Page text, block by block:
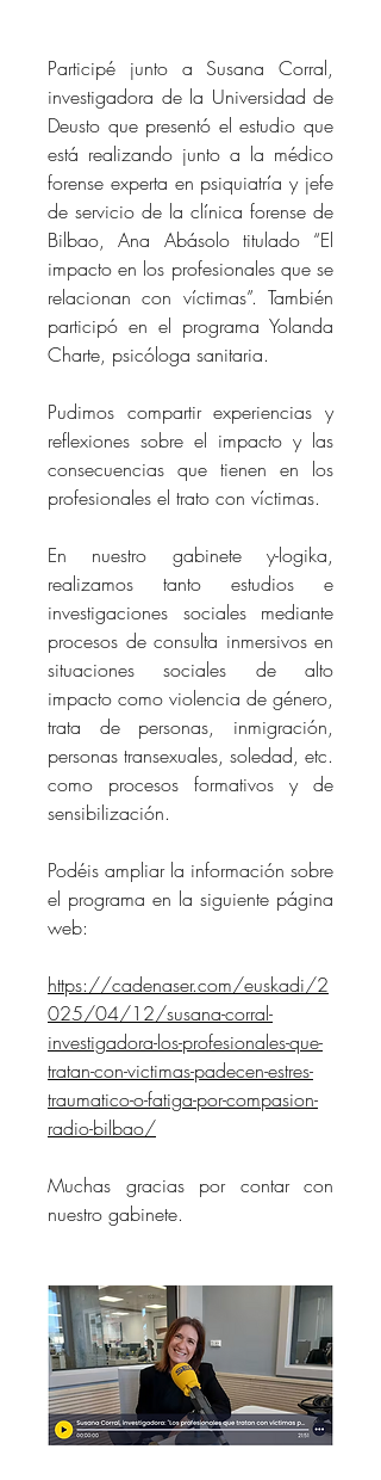
Participé junto a Susana Corral,
investigadora de la Universidad de
Deusto que presentó el estudio que
está realizando junto a la médico
forense experta en psiquiatría y jefe
de servicio de la clínica forense de
Bilbao, Ana Abásolo titulado “El
impacto en los profesionales que se
relacionan con víctimas”. También
participó en el programa Yolanda
Charte, psicóloga sanitaria.
Pudimos compartir experiencias y
reflexiones sobre el impacto y las
consecuencias que tienen en los
profesionales el trato con víctimas.
En nuestro gabinete y-logika,
realizamos tanto estudios e
investigaciones sociales mediante
procesos de consulta inmersivos en
situaciones sociales de alto
impacto como violencia de género,
trata de personas, inmigración,
personas transexuales, soledad, etc.
como procesos formativos y de
sensibilización.
Podéis ampliar la información sobre
el programa en la siguiente página
web:
https://cadenaser.com/euskadi/2
025/04/12/susana-corral-
investigadora-los-profesionales-que-
tratan-con-victimas-padecen-estres-
traumatico-o-fatiga-por-compasion-
radio-bilbao/
Muchas gracias por contar con
nuestro gabinete.